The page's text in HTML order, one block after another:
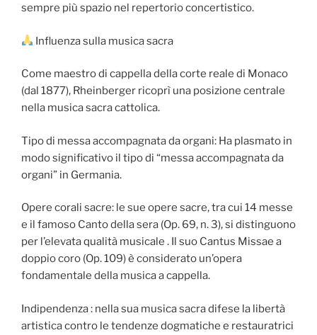
sempre più spazio nel repertorio concertistico.
Influenza sulla musica sacra
Come maestro di cappella della corte reale di Monaco
(dal 1877), Rheinberger ricoprì una posizione centrale
nella musica sacra cattolica.
Tipo di messa accompagnata da organi: Ha plasmato in
modo significativo il tipo di “messa accompagnata da
organi” in Germania.
Opere corali sacre: le sue opere sacre, tra cui 14 messe
e il famoso Canto della sera (Op. 69, n. 3), si distinguono
per l’elevata qualità musicale . Il suo Cantus Missae a
doppio coro (Op. 109) è considerato un’opera
fondamentale della musica a cappella.
Indipendenza : nella sua musica sacra difese la libertà
artistica contro le tendenze dogmatiche e restauratrici